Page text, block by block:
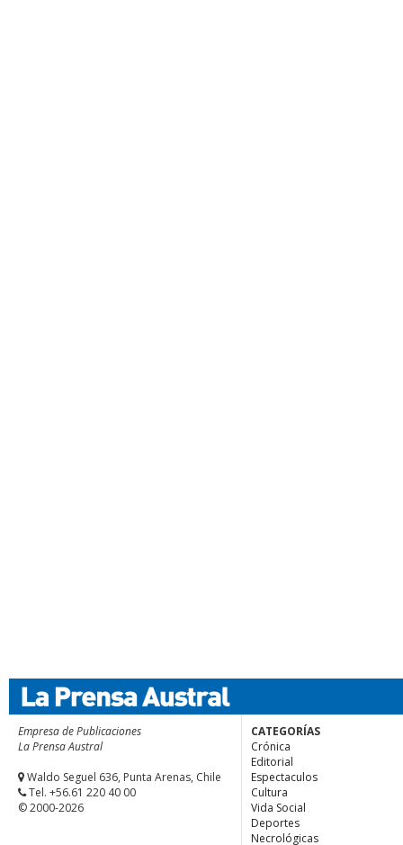
Empresa de Publicaciones
La Prensa Austral
Waldo Seguel 636, Punta Arenas, Chile
Tel. +56.61 220 40 00
© 2000-2026
CATEGORÍAS
Crónica
Editorial
Espectaculos
Cultura
Vida Social
Deportes
Necrológicas